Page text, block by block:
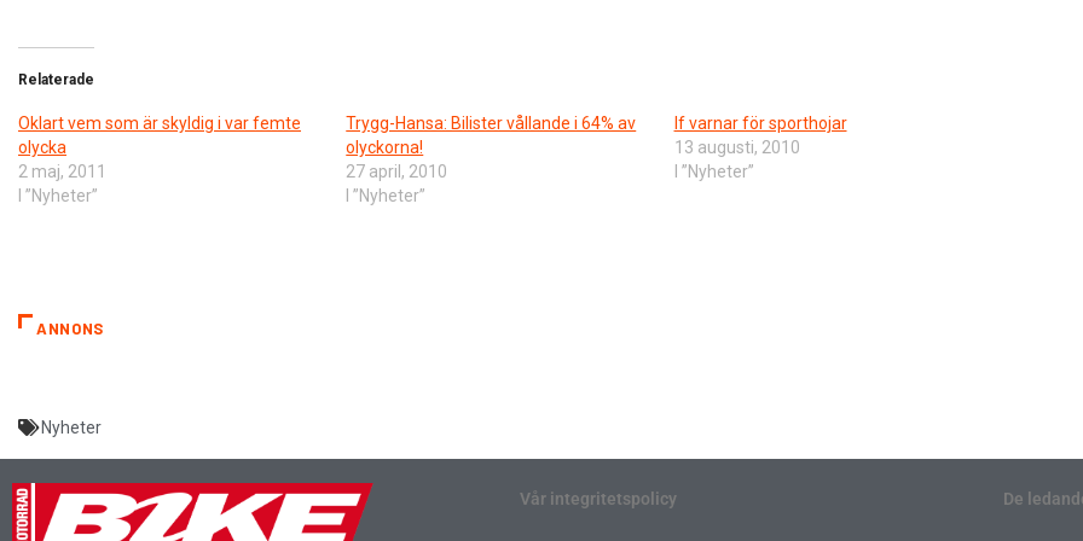
Relaterade
Oklart vem som är skyldig i var femte
olycka
2 maj, 2011
I ”Nyheter”
Trygg-Hansa: Bilister vållande i 64% av
olyckorna!
27 april, 2010
I ”Nyheter”
If varnar för sporthojar
13 augusti, 2010
I ”Nyheter”
ANNONS
Nyheter
Vår integritetspolicy De